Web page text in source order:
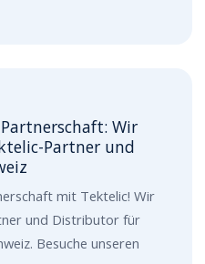
Wir
Partner und
mit Tektelic! Wir
und Distributor für
Besuche unseren